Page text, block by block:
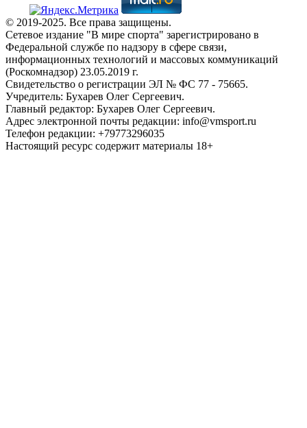
© 2019-2025. Все права защищены.
Сетевое издание "В мире спорта" зарегистрировано в
Федеральной службе по надзору в сфере связи,
информационных технологий и массовых коммуникаций
(Роскомнадзор) 23.05.2019 г.
Свидетельство о регистрации ЭЛ № ФС 77 - 75665.
Учредитель: Бухарев Олег Сергеевич.
Главный редактор: Бухарев Олег Сергеевич.
Адрес электронной почты редакции: info@vmsport.ru
Телефон редакции: +79773296035
Настоящий ресурс содержит материалы 18+